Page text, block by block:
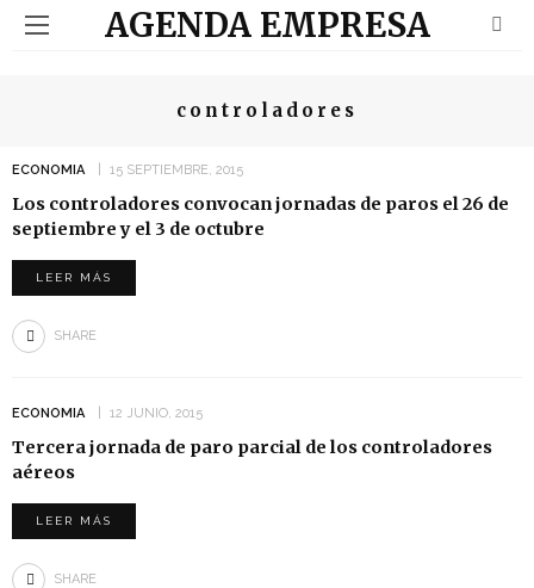
AGENDA EMPRESA
controladores
ECONOMIA 15 SEPTIEMBRE, 2015
Los controladores convocan jornadas de paros el 26 de
septiembre y el 3 de octubre
LEER MÁS
SHARE
ECONOMIA 12 JUNIO, 2015
Tercera jornada de paro parcial de los controladores
aéreos
LEER MÁS
SHARE